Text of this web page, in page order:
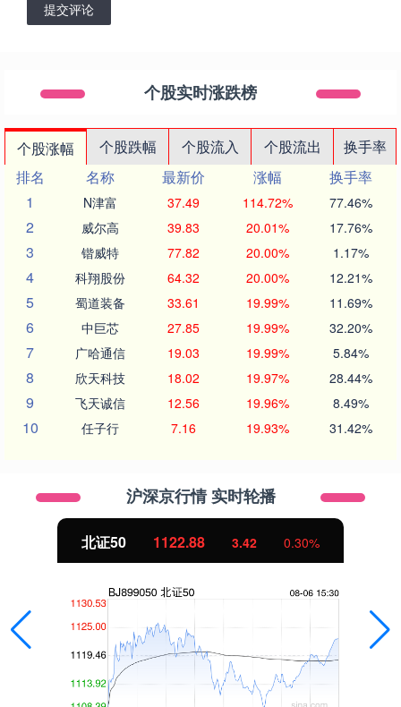
提交评论
个股实时涨跌榜
个股涨幅 个股跌幅 个股流入 个股流出
换手率
排名
名称 最新价 涨幅
换手率
1
N津富 37.49 114.72% 77.46%
2 威尔高 39.83 20.01% 17.76%
3 锴威特 77.82 20.00% 1.17%
4 科翔股份 64.32 20.00% 12.21%
5 蜀道装备 33.61 19.99% 11.69%
6 中巨芯 27.85 19.99% 32.20%
7 广哈通信 19.03 19.99% 5.84%
8 欣天科技 18.02 19.97% 28.44%
9 飞天诚信 12.56 19.96% 8.49%
10 任子行 7.16 19.93% 31.42%
沪深京行情 实时轮播
创业板指 3515.56 -19.58